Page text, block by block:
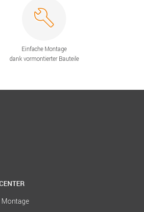
Einfache Montage
dank vormontierter Bauteile
Montage